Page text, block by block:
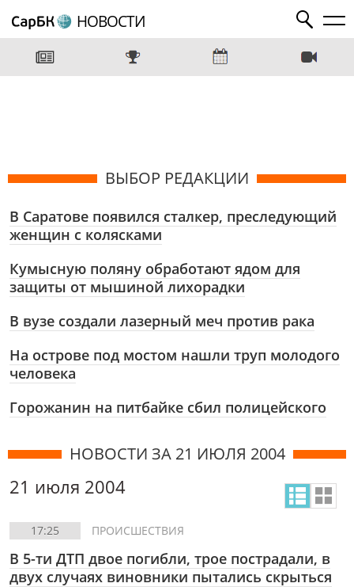
НОВОСТИ
ВЫБОР РЕДАКЦИИ
В Саратове появился сталкер, преследующий
женщин с колясками
Кумысную поляну обработают ядом для
защиты от мышиной лихорадки
В вузе создали лазерный меч против рака
На острове под мостом нашли труп молодого
человека
Горожанин на питбайке сбил полицейского
НОВОСТИ ЗА 21 ИЮЛЯ 2004
21 июля 2004
17:25 ПРОИСШЕСТВИЯ
В 5-ти ДТП двое погибли, трое пострадали, в
двух случаях виновники пытались скрыться